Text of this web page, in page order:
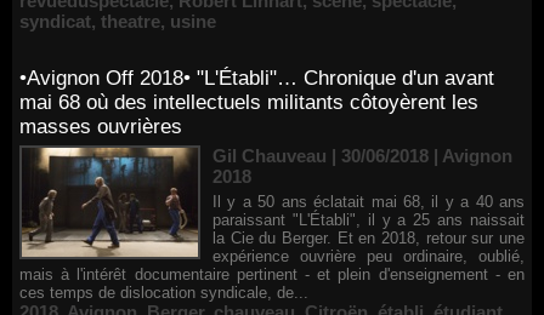
syndicat, theatre, usine
•Avignon Off 2018• "L'Établi"… Chronique d'un avant
mai 68 où des intellectuels militants côtoyèrent les
masses ouvrières
Gil Chauveau | 30/06/2018 | Avignon
2018
Il y a 50 ans éclatait mai 68, il y a 40 ans
paraissant "L'Établi", il y a 25 ans naissait
la Cie du Berger. Et en 2018, retour sur une
expérience ouvrière peu ordinaire, oublié,
mais à l'intérêt documentaire pertinent - et plein d'enseignement - en
ces temps de dislocation syndicale, de...